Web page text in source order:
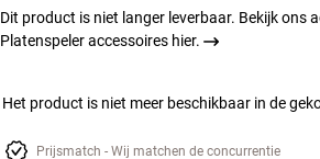
Klantenservice
Inloggen
Dit product is niet langer leverbaar. Bekijk ons
Platenspeler accessoires hier.
Het product is niet meer beschikbaar in de
Prijsmatch - Wij matchen de concurrentie